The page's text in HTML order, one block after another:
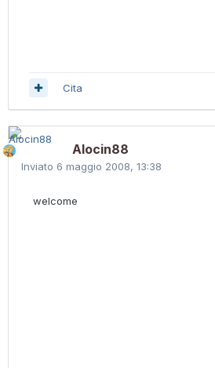
Cita
Alocin88
Inviato 6 maggio 2008, 13:38
welcome